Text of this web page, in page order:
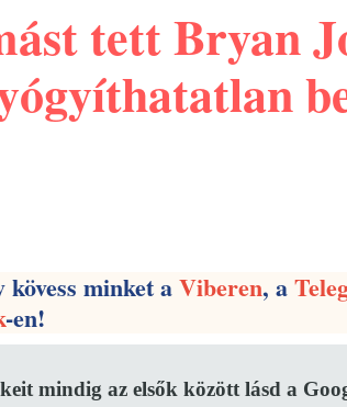
tett Bryan
kövess minket aViberen, a
-en!
mindig az elsők között lásd a